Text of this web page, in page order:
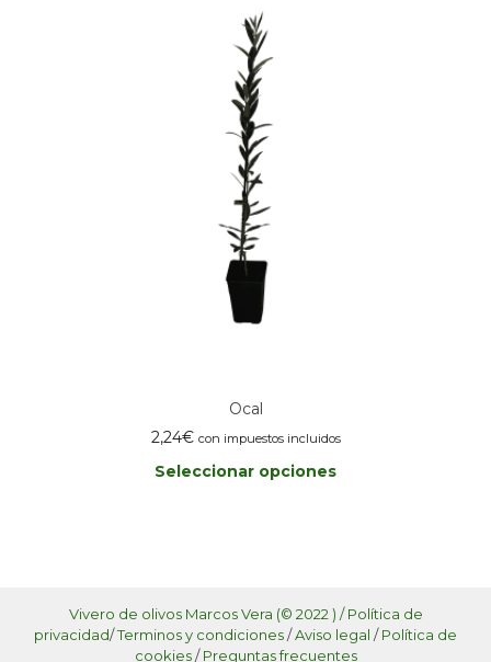
2,13€múltiples
variantes.
Las
opciones
se
pueden
elegir
en
la
página
de
producto
Ocal
2,24€ con impuestos incluidos
Seleccionar opciones
Las
opciones
se
Vivero de olivos Marcos Vera (© 2022 ) / Política de
privacidad/Terminos y condiciones/Aviso legal /Política de
cookies/Preguntas frecuentes